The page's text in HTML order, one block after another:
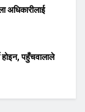
अधिकारीलाई
पहुँचवालाले